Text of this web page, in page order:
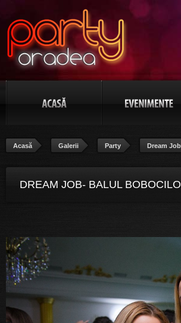
Acasă Galerii Party Dream
DREAM JOB- BALUL